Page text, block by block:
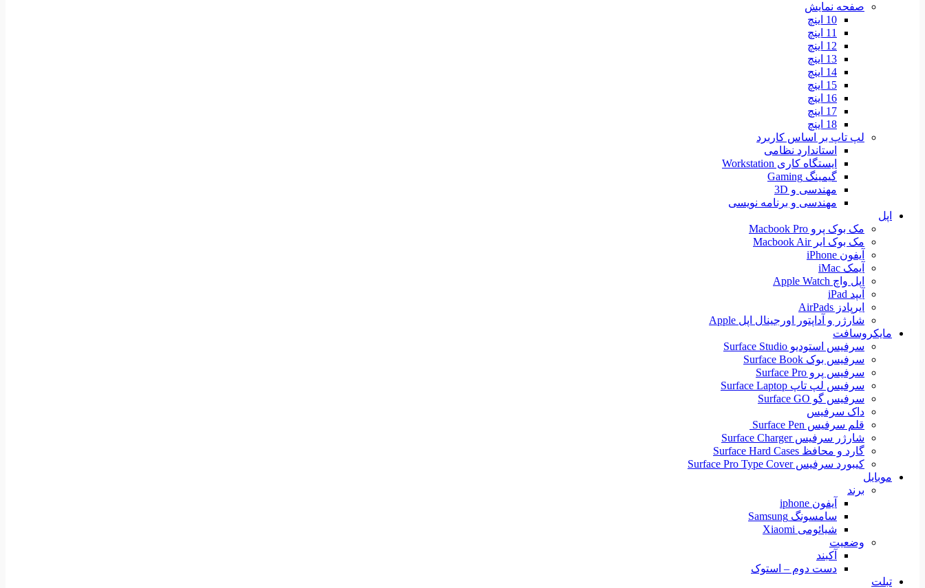
صفحه نمایش
10 اینچ
11 اینچ
12 اینچ
13 اینچ
14 اینچ
15 اینچ
16 اینچ
17 اینچ
18 اینچ
لپ تاپ بر اساس کاربرد
استاندارد نظامی
ایستگاه کاری Workstation
گیمینگ Gaming
مهندسی و 3D
مهندسی و برنامه نویسی
اپل
مک بوک پرو Macbook Pro
مک بوک ایر Macbook Air
آیفون iPhone
آیمک iMac
اپل واچ Apple Watch
آیپد iPad
ایرپادز AirPads
شارژر و آداپتور اورجینال اپل Apple
مایکروسافت
سرفیس استودیو Surface Studio
سرفیس بوک Surface Book
سرفیس پرو Surface Pro
سرفیس لپ تاپ Surface Laptop
سرفیس گو Surface GO
داک سرفیس
قلم سرفیس Surface Pen
شارژر سرفیس Surface Charger
گارد و محافظ Surface Hard Cases
کیبورد سرفیس Surface Pro Type Cover
موبایل
برند
آیفون iphone
سامسونگ Samsung
شیائومی Xiaomi
وضعیت
آکبند
دست دوم – استوک
تبلت